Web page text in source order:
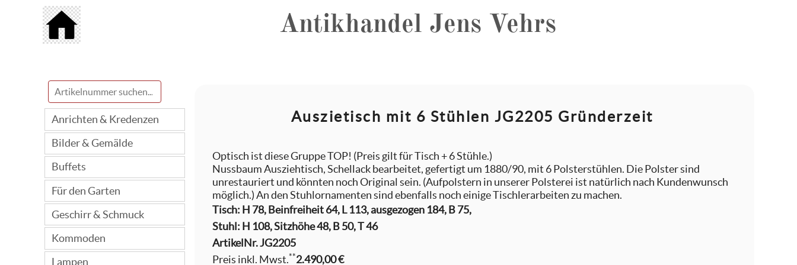
Antikhandel Jens Vehrs
Anrichten & Kredenzen
Bilder & Gemälde
Buffets
Für den Garten
Geschirr & Schmuck
Kommoden
Lampen
Auszietisch mit 6 Stühlen JG2205 Gründerzeit
Optisch ist diese Gruppe TOP! (Preis gilt für Tisch + 6 Stühle.)
Nussbaum Ausziehtisch, Schellack bearbeitet, gefertigt um 1880/90, mit 6 Polsterstühlen. Die Polster sind
unrestauriert und könnten noch Original sein. (Aufpolstern in unserer Polsterei ist natürlich nach Kundenwunsch
möglich.) An den Stuhlornamenten sind ebenfalls noch einige Tischlerarbeiten zu machen.
Tisch: H 78, Beinfreiheit 64, L 113, ausgezogen 184, B 75,
Stuhl: H 108, Sitzhöhe 48, B 50, T 46
ArtikelNr.JG2205
Preis inkl. Mwst.**2.490,00 €